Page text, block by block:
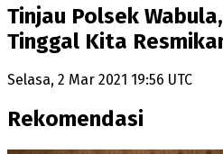
Tinjau Polsek
Tinggal Kita
Selasa, 2 Mar 2021 19:56 UTC
Rekomendasi